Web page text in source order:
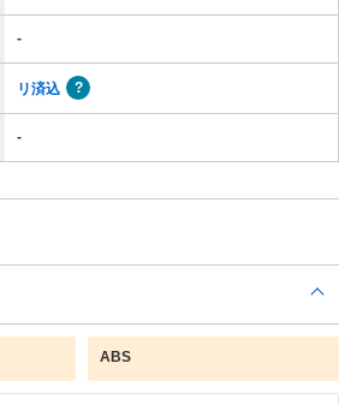
-
リ済込
-
ABS